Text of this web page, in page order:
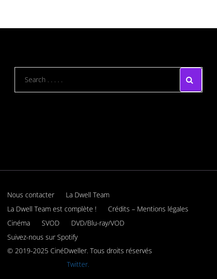
Nous contacter
La Dwell Team
La Dwell Team est complète !
Crédits – Mentions légales
Cinéma
SVOD
DVD/Blu-ray/VOD
Suivez-nous sur Spotify
© 2019-2025 CinéDweller. Tous droits réservés
Twitter.